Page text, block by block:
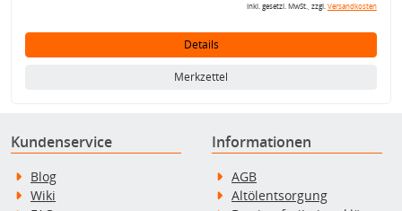
inkl. gesetzl. MwSt., zzgl.Versandkosten
Details
Merkzettel
Kundenservice
Blog
Wiki
Informationen
AGB
Altölentsorgung